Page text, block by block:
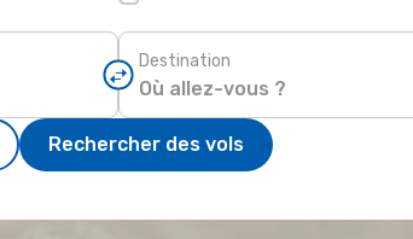
Destination
Rechercher des vols